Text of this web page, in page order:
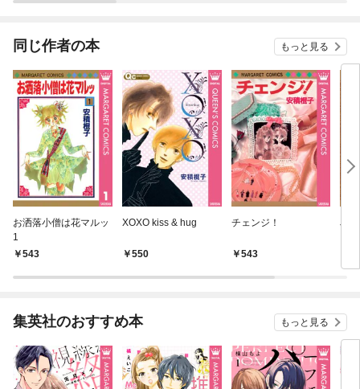
同じ作者の本 もっと見る
お洒落小僧は花マルッ
1
543
XOXO kiss & hug
550
チェンジ！
543
集英社のおすすめ本 もっと見る